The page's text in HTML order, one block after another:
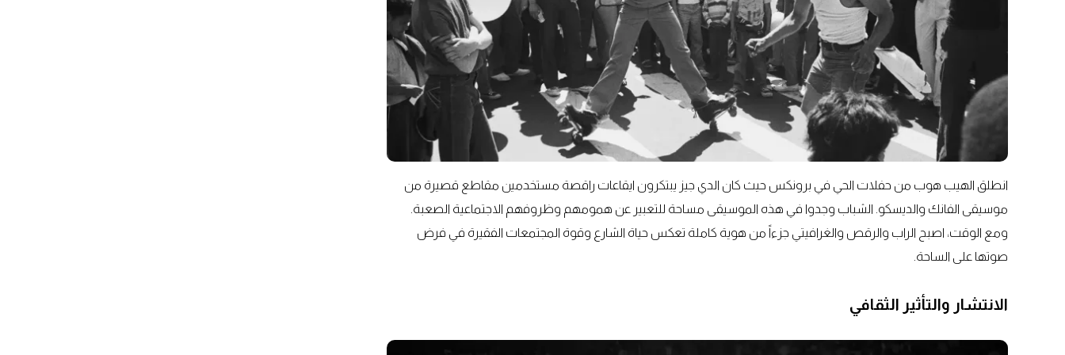
انطلق الهيب هوب من حفلات الحي في برونكس حيث كان الدي جيز يبتكرون ايقاعات راقصة مستخدمين مقاطع قصيرة من
موسيقى الفانك والديسكو. الشباب وجدوا في هذه الموسيقى مساحة للتعبير عن همومهم وظروفهم الاجتماعية الصعبة.
ومع الوقت، اصبح الراب والرقص والغرافيتي جزءاً من هوية كاملة تعكس حياة الشارع وقوة المجتمعات الفقيرة في فرض
صوتها على الساحة.
الانتشار والتأثير الثقافي